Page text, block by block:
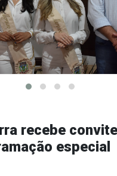
recebe
especial